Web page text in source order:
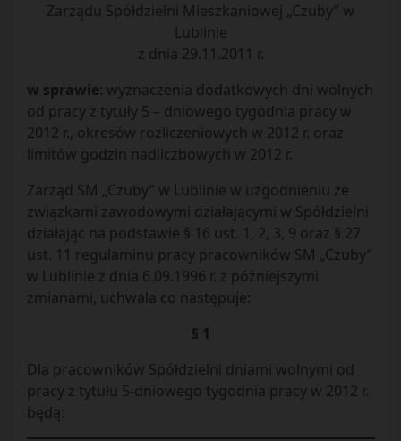
Zarządu Spółdzielni Mieszkaniowej „Czuby” w
Lublinie
z dnia 29.11.2011 r.
w sprawie: wyznaczenia dodatkowych dni wolnych
od pracy z tytuły 5 – dniowego tygodnia pracy w
2012 r., okresów rozliczeniowych w 2012 r. oraz
limitów godzin nadliczbowych w 2012 r.
Zarząd SM „Czuby” w Lublinie w uzgodnieniu ze
związkami zawodowymi działającymi w Spółdzielni
działając na podstawie § 16 ust. 1, 2, 3, 9 oraz § 27
ust. 11 regulaminu pracy pracowników SM „Czuby”
w Lublinie z dnia 6.09.1996 r. z późniejszymi
zmianami, uchwala co następuje:
§ 1
Dla pracowników Spółdzielni dniami wolnymi od
pracy z tytułu 5-dniowego tygodnia pracy w 2012 r.
będą: